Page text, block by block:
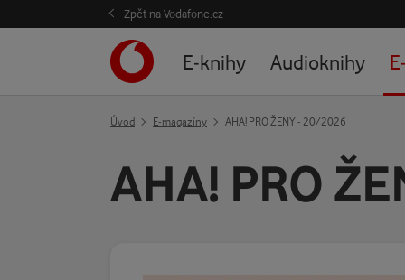
Zpět na Vodafone.cz
E-knihy Audioknihy
Úvod E-magazíny AHA! PRO ŽENY - 20/2026
AHA! PRO